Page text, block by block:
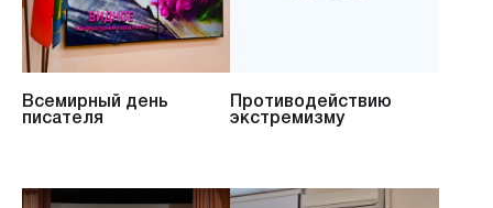
Всемирный день
писателя
Противодействию
экстремизму